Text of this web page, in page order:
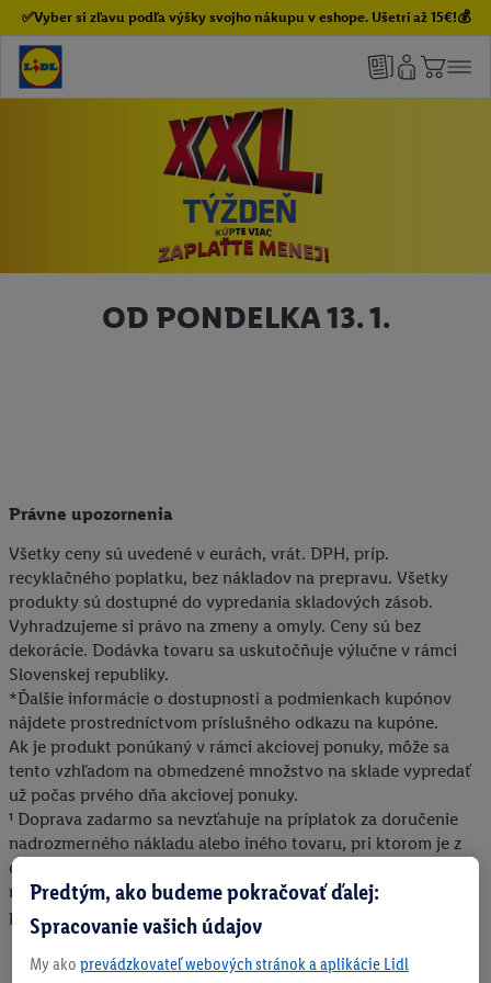
✅Vyber si zľavu podľa výšky svojho nákupu v eshope. Ušetri až 15€!💰
OD PONDELKA 13. 1.
Právne upozornenia
Všetky ceny sú uvedené v eurách, vrát. DPH, príp.
recyklačného poplatku, bez nákladov na prepravu. Všetky
produkty sú dostupné do vypredania skladových zásob.
Vyhradzujeme si právo na zmeny a omyly. Ceny sú bez
dekorácie. Dodávka tovaru sa uskutočňuje výlučne v rámci
Slovenskej republiky.
*Ďalšie informácie o dostupnosti a podmienkach kupónov
nájdete prostredníctvom príslušného odkazu na kupóne.
Ak je produkt ponúkaný v rámci akciovej ponuky, môže sa
tento vzhľadom na obmedzené množstvo na sklade vypredať
už počas prvého dňa akciovej ponuky.
¹ Doprava zadarmo sa nevzťahuje na príplatok za doručenie
nadrozmerného nákladu alebo iného tovaru, pri ktorom je z
dôvodu jeho rozmerov alebo objemu potrebná osobitná
manipulácia pri jeho dodaní. Konečná výška uvedeného
príplatku sa zobrazí v nákupnom košíku.
Predtým, ako budeme pokračovať ďalej:
Spracovanie vašich údajov
My ako prevádzkovateľ webových stránok a aplikácie Lidl